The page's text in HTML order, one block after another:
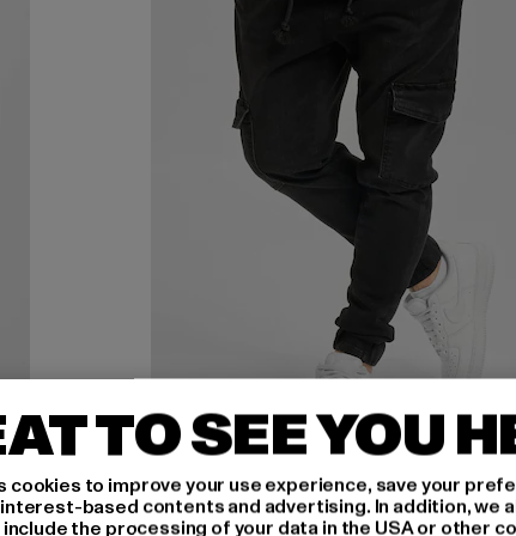
2Y PREMIUM
Finley
TO SEE YOU
cookies to improve your use experience, save your
based contents and advertising. In addition, we
include the processing of your data in the USA or other